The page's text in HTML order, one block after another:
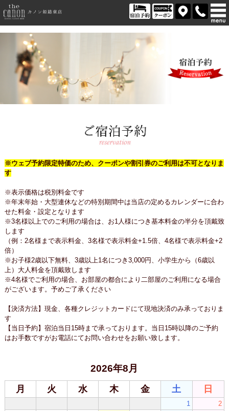
※ウェブ予約限定特価のため、クーポンや割引券のご利用は不可となりま
す
※表示価格は税別料金です
※年末年始・大型連休などの特別期間中は当店の定めるカレンダーに合わ
せた料金・設定となります
※3名様以上でのご利用の場合は、お1人様につき基本料金の半分を頂戴致
します
（例：2名様まで表示料金、3名様で表示料金+1.5倍、4名様で表示料金+2
倍）
※お子様2歳以下無料、3歳以上1名につき3,000円、小学生から（6歳以
上）大人料金を頂戴致します
※4名様でご利用の場合、お部屋の都合により二部屋のご利用になる場合
がございます。予めご了承ください
【決済方法】現金、各種クレジットカードにて現地決済のみ承っておりま
す
【当日予約】宿泊当日15時まで承っております。当日15時以降のご予約
はお手数ですがお電話にてお問い合わせをお願い致します。
2026年8月
月 火 水 木 金 土 日
1
2